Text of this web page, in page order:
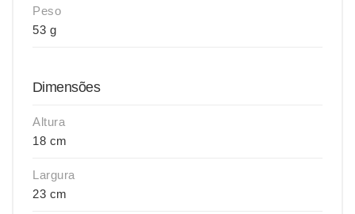
Peso
53 g
Dimensões
Altura
18 cm
Largura
23 cm